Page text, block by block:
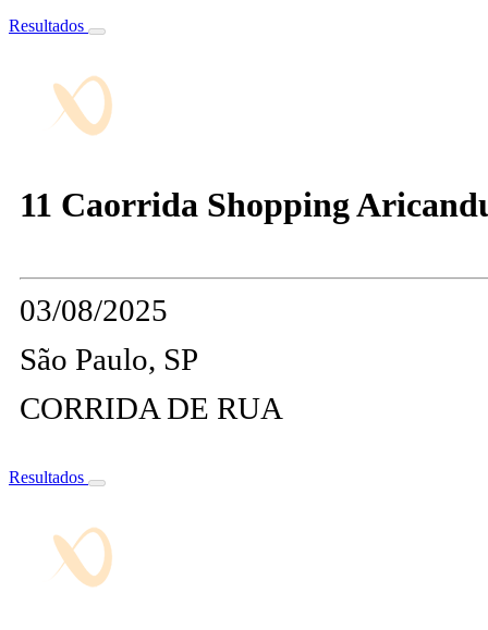
Resultados
11 Caorrida Shopping
03/08/2025
São Paulo, SP
CORRIDA DE RUA
Resultados